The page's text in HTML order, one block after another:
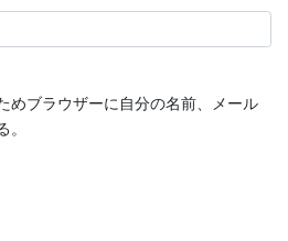
めブラウザーに自分の名前、メール
。